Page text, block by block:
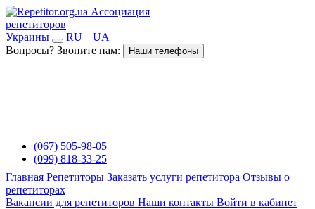
Ассоциация
репетиторов
Украины
RU | UA
Вопросы? Звоните нам:
Наши телефоны
(067) 505-98-05
(099) 818-33-25
Главная Репетиторы Заказать услуги репетитора Отзывы о
репетиторах
Вакансии для репетиторов Наши контакты Войти в кабинет